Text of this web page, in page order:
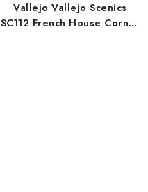
Vallejo Vallejo Scenics
SC112 French House Corner